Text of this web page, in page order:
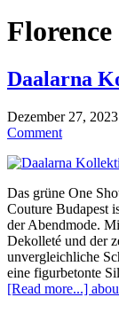
Florence
Daalarna
Dezember 27, 2023
Comment
Das grüne One
Couture Budapest
der Abendmode.
Dekolleté und der
unvergleichliche
eine figurbetonte
[Read more...]